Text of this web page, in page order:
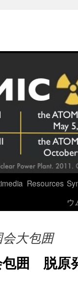
Resources
ウ
大包囲
囲 脱原